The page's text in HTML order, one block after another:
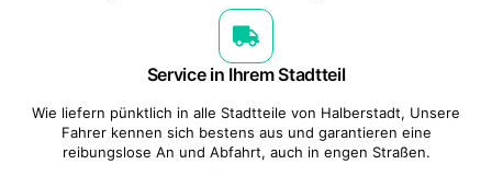
Service in Ihrem Stadtteil
Wie liefern pünktlich in alle Stadtteile von Halberstadt, Unsere
Fahrer kennen sich bestens aus und garantieren eine
reibungslose An und Abfahrt, auch in engen Straßen.